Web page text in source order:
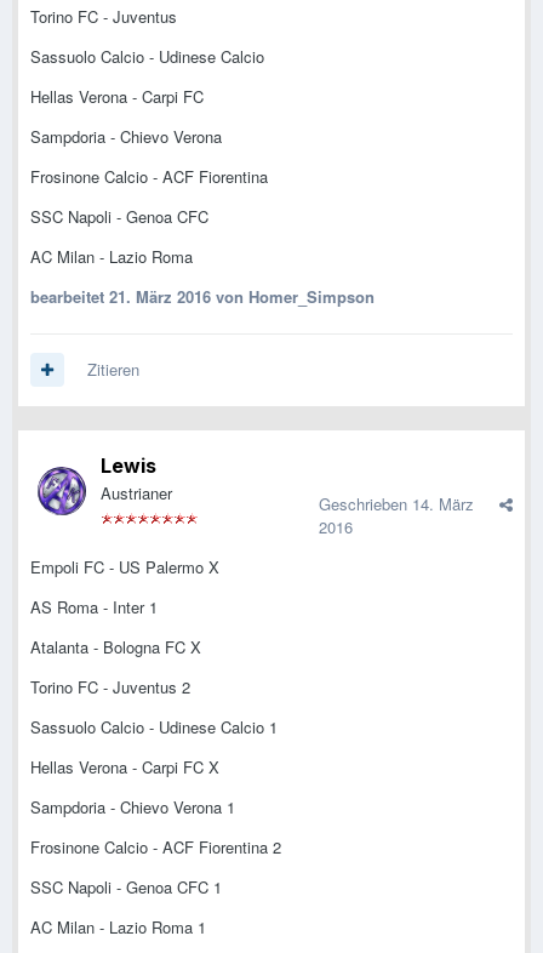
Torino FC - Juventus
Sassuolo Calcio - Udinese Calcio
Hellas Verona - Carpi FC
Sampdoria - Chievo Verona
Frosinone Calcio - ACF Fiorentina
SSC Napoli - Genoa CFC
AC Milan - Lazio Roma
bearbeitet 21. März 2016 von Homer_Simpson
Zitieren
Lewis
Austrianer Geschrieben 14. März
2016
Empoli FC - US Palermo X
AS Roma - Inter 1
Atalanta - Bologna FC X
Torino FC - Juventus 2
Sassuolo Calcio - Udinese Calcio 1
Hellas Verona - Carpi FC X
Sampdoria - Chievo Verona 1
Frosinone Calcio - ACF Fiorentina 2
SSC Napoli - Genoa CFC 1
AC Milan - Lazio Roma 1